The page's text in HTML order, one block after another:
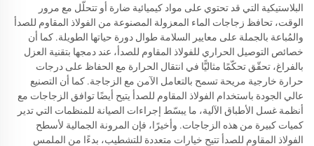
البلاستيكية التي قد تحتوي على مواد كيميائية ضارة أو تتحلّل مع مرور
الوقت، تحافظ زجاجات الماء المعزولة المصنوعة من الفولاذ المقاوم للصدأ
والمُباعة بالجملة على معايير السلامة طوال دورة حياتها الطويلة. كما أن
خصائص التوصيل الحراري للفولاذ المقاوم للصدأ، عند دمجها بتقنية العزل
بالفراغ، تحقّق تحكّمًا مثاليًّا في انتقال الحرارة مع الحفاظ على درجات
حرارة خارجية مريحة تسمح بالتعامل الآمن مع الزجاجة. كما أن التصنيع
عالي الجودة باستخدام الفولاذ المقاوم للصدأ يتيح أيضًا توافق الزجاجات مع
أنظمة غسل الأطباق الآلية، ما يبسّط إجراءات الصيانة للمنظمات التي تدير
كميات كبيرة من هذه الزجاجات. وأخيرًا، فإن المرونة الجمالية لأسطح
الفولاذ المقاوم للصدأ تتيح خيارات متعددة للتشطيب، بدءًا من الملمس